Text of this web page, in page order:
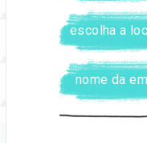
categoria
escolha
a
localidade
Digite
o